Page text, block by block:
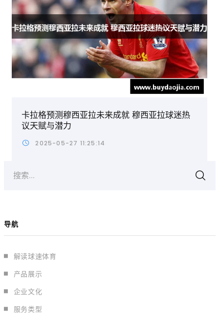
卡拉格预测穆西亚拉未来成就 穆西亚拉球迷热
议天赋与潜力
2025-05-27 11:25:14
搜索...
导航
解读球速体育
产品展示
企业文化
服务类型